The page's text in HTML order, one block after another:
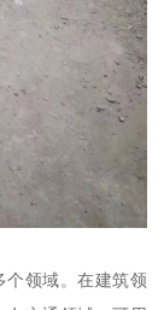
个领域。在建筑领